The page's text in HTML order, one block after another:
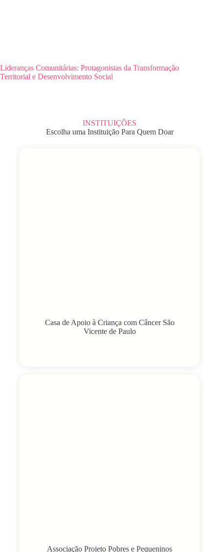
Lideranças Comunitárias: Protagonistas da Transformação
Territorial e Desenvolvimento Social
INSTITUIÇÕES
Escolha uma Instituição Para Quem Doar
Casa de Apoio à Criança com Câncer São
Vicente de Paulo
Associação Projeto Pobres e Pequeninos